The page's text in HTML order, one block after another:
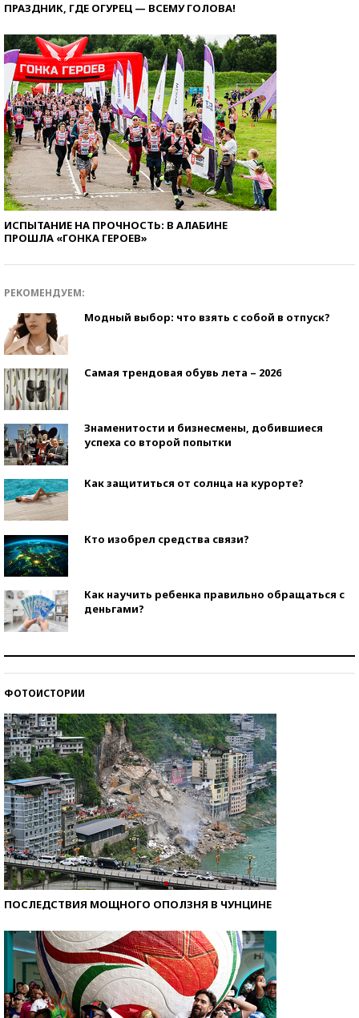
ПРАЗДНИК, ГДЕ ОГУРЕЦ — ВСЕМУ ГОЛОВА!
ИСПЫТАНИЕ НА ПРОЧНОСТЬ: В АЛАБИНЕ
ПРОШЛА «ГОНКА ГЕРОЕВ»
РЕКОМЕНДУЕМ:
Модный выбор: что взять с собой в отпуск?
Самая трендовая обувь лета – 2026
Знаменитости и бизнесмены, добившиеся
успеха со второй попытки
Как защититься от солнца на курорте?
Кто изобрел средства связи?
Как научить ребенка правильно обращаться с
деньгами?
ФОТОИСТОРИИ
ПОСЛЕДСТВИЯ МОЩНОГО ОПОЛЗНЯ В ЧУНЦИНЕ